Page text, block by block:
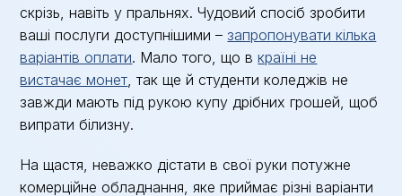
скрізь, навіть у пральнях. Чудовий спосіб зробити
ваші послуги доступнішими – запропонувати кілька
варіантів оплати. Мало того, що вкраїні не
вистачає монет , так ще й студенти коледжів не
завжди мають під рукою купу дрібних грошей, щоб
випрати білизну.
На щастя, неважко дістати в свої руки потужне
комерційне обладнання, яке приймає різні варіанти